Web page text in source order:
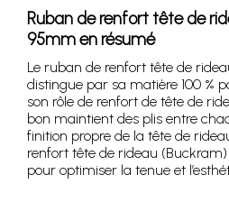
Ruban de renfort tête de
95mm en résumé
Le ruban de renfort tête de
distingue par sa matière 100 %
son rôle de renfort de tête de
bon maintient des plis entre
finition propre de la tête de
renfort tête de rideau
pour optimiser la tenue et